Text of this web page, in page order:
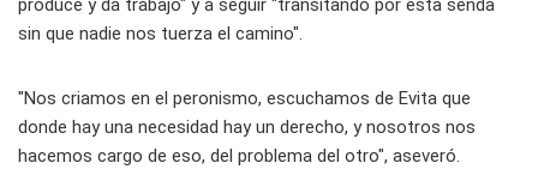
produce y da trabajo" y a seguir "transitando por esta senda
sin que nadie nos tuerza el camino".
"Nos criamos en el peronismo, escuchamos de Evita que
donde hay una necesidad hay un derecho, y nosotros nos
hacemos cargo de eso, del problema del otro", aseveró.